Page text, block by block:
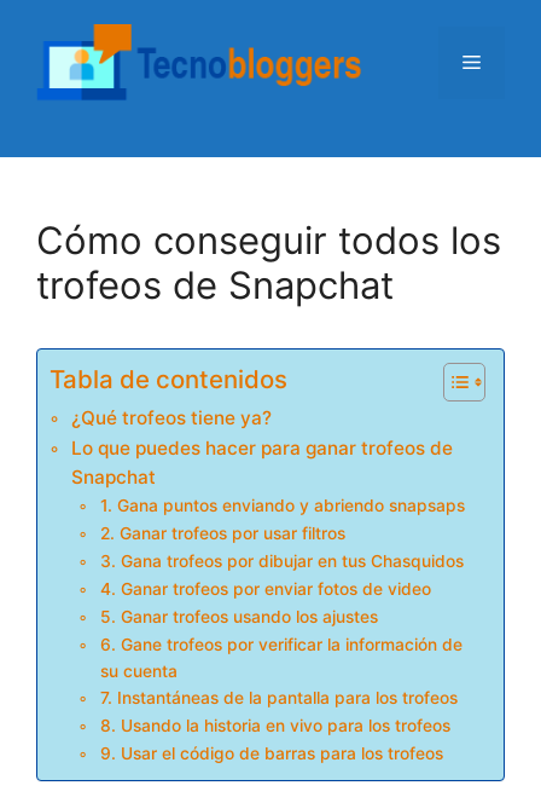
contenido
Menú
Cómo conseguir todos los
trofeos de Snapchat
Tabla de contenidos
¿Qué trofeos tiene ya?
Lo que puedes hacer para ganar trofeos de
Snapchat
1. Gana puntos enviando y abriendo snapsaps
2. Ganar trofeos por usar filtros
3. Gana trofeos por dibujar en tus Chasquidos
4. Ganar trofeos por enviar fotos de video
5. Ganar trofeos usando los ajustes
6. Gane trofeos por verificar la información de
su cuenta
7. Instantáneas de la pantalla para los trofeos
8. Usando la historia en vivo para los trofeos
9. Usar el código de barras para los trofeos